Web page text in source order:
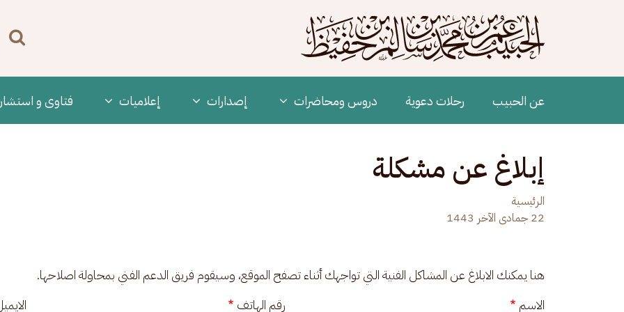
Main navigation
عن الحبيب رحلات دعوية دروس ومحاضرات ‫إصدارات إعلاميات فتاوى و
إبلاغ عن مشكلة
الرئيسية
22 جمادى الآخر 1443
هنا يمكنك الابلاغ عن المشاكل الفنية التي تواجهك أثناء تصفح الموقع، وسيقوم فريق الدعم الفني بمحاولة اصلاحها.
الاسم
رقم الهاتف